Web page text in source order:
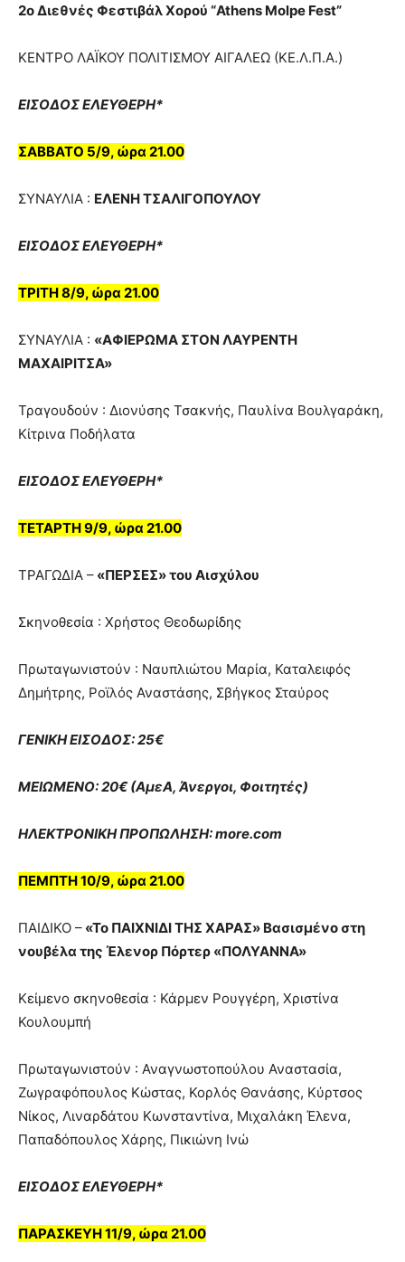
2ο Διεθνές Φεστιβάλ Χορού “Athens Molpe Fest”
ΚΕΝΤΡΟ ΛΑΪΚΟΥ ΠΟΛΙΤΙΣΜΟΥ ΑΙΓΑΛΕΩ (ΚΕ.Λ.Π.Α.)
ΕΙΣΟΔΟΣ ΕΛΕΥΘΕΡΗ*
ΣΑΒΒΑΤΟ 5/9, ώρα 21.00
ΣΥΝΑΥΛΙA : ΕΛΕΝΗ ΤΣΑΛΙΓΟΠΟΥΛΟΥ
ΕΙΣΟΔΟΣ ΕΛΕΥΘΕΡΗ*
ΤΡΙΤΗ 8/9, ώρα 21.00
ΣΥΝΑΥΛΙA : «ΑΦΙΕΡΩΜΑ ΣΤΟΝ ΛΑΥΡΕΝΤΗ
ΜΑΧΑΙΡΙΤΣΑ»
Τραγουδούν : Διονύσης Τσακνής, Παυλίνα Βουλγαράκη,
Κίτρινα Ποδήλατα
ΕΙΣΟΔΟΣ ΕΛΕΥΘΕΡΗ*
ΤΕΤΑΡΤΗ 9/9, ώρα 21.00
ΤΡΑΓΩΔΙΑ – «ΠΕΡΣΕΣ» του Αισχύλου
Σκηνοθεσία : Χρήστος Θεοδωρίδης
Πρωταγωνιστούν : Ναυπλιώτου Μαρία, Καταλειφός
Δημήτρης, Ροϊλός Αναστάσης, Σβήγκος Σταύρος
ΓΕΝΙΚΗ ΕΙΣΟΔΟΣ: 25€
ΜΕΙΩΜΕΝΟ: 20€ (ΑμεΑ, Άνεργοι, Φοιτητές)
ΗΛΕΚΤΡΟΝΙΚΗ ΠΡΟΠΩΛΗΣΗ: more.com
ΠΕΜΠΤΗ 10/9, ώρα 21.00
ΠΑΙΔΙΚΟ – «Το ΠΑΙΧΝΙΔΙ ΤΗΣ ΧΑΡΑΣ» Βασισμένο στη
νουβέλα της Έλενορ Πόρτερ «ΠΟΛΥΑΝΝΑ»
Κείμενο σκηνοθεσία : Κάρμεν Ρουγγέρη, Χριστίνα
Κουλουμπή
Πρωταγωνιστούν : Αναγνωστοπούλου Αναστασία,
Ζωγραφόπουλος Κώστας, Κορλός Θανάσης, Κύρτσος
Νίκος, Λιναρδάτου Κωνσταντίνα, Μιχαλάκη Έλενα,
Παπαδόπουλος Χάρης, Πικιώνη Ινώ
ΕΙΣΟΔΟΣ ΕΛΕΥΘΕΡΗ*
ΠΑΡΑΣΚΕΥΗ 11/9, ώρα 21.00